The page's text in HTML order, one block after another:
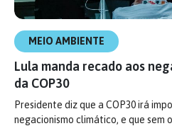
MEIO AMBIENTE
Lula manda recado aos
da COP30
Presidente diz que a COP30 irá
negacionismo climático, e que sem